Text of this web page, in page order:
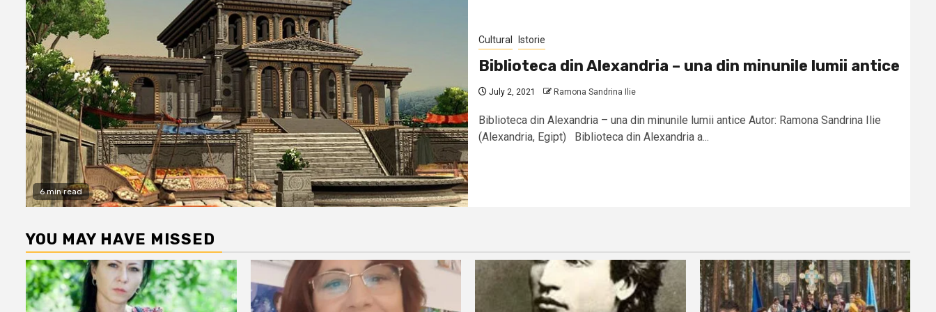
6 min read
Cultural Istorie
Biblioteca din Alexandria – una din minunile lumii antice
July 2, 2021 Ramona Sandrina Ilie
Biblioteca din Alexandria – una din minunile lumii antice Autor: Ramona Sandrina Ilie
(Alexandria, Egipt) Biblioteca din Alexandria a...
YOU MAY HAVE MISSED